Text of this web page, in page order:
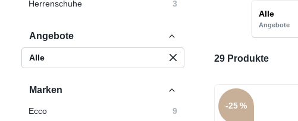
Herrenschuhe 3
Angebote
Alle
Marken
Ecco 9
Alle
Angebote
29 Produkte
-25 %